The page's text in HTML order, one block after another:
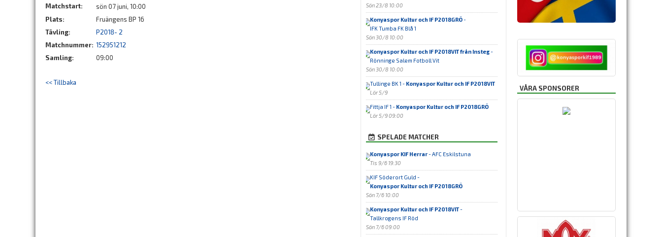
Matchstart:
sön 07 juni, 10:00
Plats:
Fruängens BP 16
Tävling:
P2018- 2
Matchnummer: 152951212
Samling:
09:00
<< Tillbaka
Sön 23/8 10:00
Konyaspor Kultur och IF P2018GRÖ-
IFK Tumba FK Blå 1
Sön 30/8 10:00
Konyaspor Kultur och IF P2018VIT från Insteg-
Rönninge Salem Fotboll Vit
Sön 30/8 10:00
Tullinge BK 1 - Konyaspor Kultur och IF P2018VIT
Lör 5/9
Fittja IF 1 - Konyaspor Kultur och IF P2018GRÖ
Lör 5/9 09:00
SPELADE MATCHER
Konyaspor KIF Herrar- AFC Eskilstuna
Tis 9/6 19:30
KIF Söderort Guld -
Konyaspor Kultur och IF P2018GRÖ
Sön 7/6 10:00
Konyaspor Kultur och IF P2018VIT-
Tallkrogens IF Röd
Sön 7/6 09:00
VÅRA SPONSORER